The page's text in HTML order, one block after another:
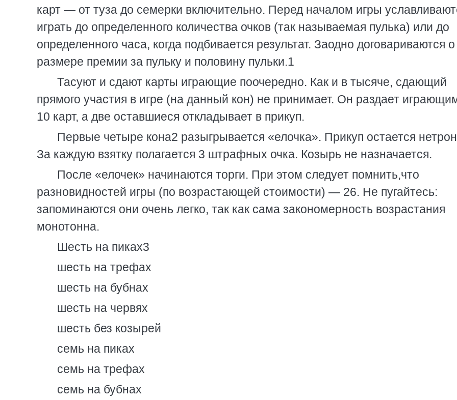
карт — от туза до семерки включительно. Перед началом игры
играть до определенного количества очков (так называемая пулька) или до
определенного часа, когда подбивается результат. Заодно договариваются о
размере премии за пульку и половину пульки.1
Тасуют и сдают карты играющие поочередно. Как и в тысяче, сдающий
прямого участия в игре (на данный кон) не принимает. Он раздает
10 карт, а две оставшиеся откладывает в прикуп.
Первые четыре кона2 разыгрывается «елочка». Прикуп остается
За каждую взятку полагается 3 штрафных очка. Козырь не назначается.
После «елочек» начинаются торги. При этом следует помнить,что
разновидностей игры (по возрастающей стоимости) — 26. Не пугайтесь:
запоминаются они очень легко, так как сама закономерность возрастания
монотонна.
Шесть на пиках3
шесть на трефах
шесть на бубнах
шесть на червях
шесть без козырей
семь на пиках
семь на трефах
семь на бубнах